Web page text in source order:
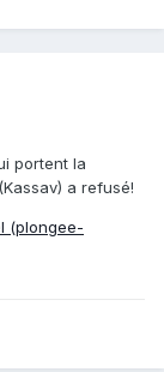
portent la
a refusé!
(plongee-